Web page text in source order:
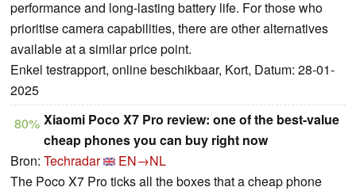
performance and long-lasting battery life. For those who
prioritise camera capabilities, there are other alternatives
available at a similar price point.
Enkel testrapport, online beschikbaar, Kort, Datum: 28-01-
2025
80% Xiaomi Poco X7 Pro review: one of the best-value
cheap phones you can buy right now
Bron: Techradar
EN→NL
The Poco X7 Pro ticks all the boxes that a cheap phone